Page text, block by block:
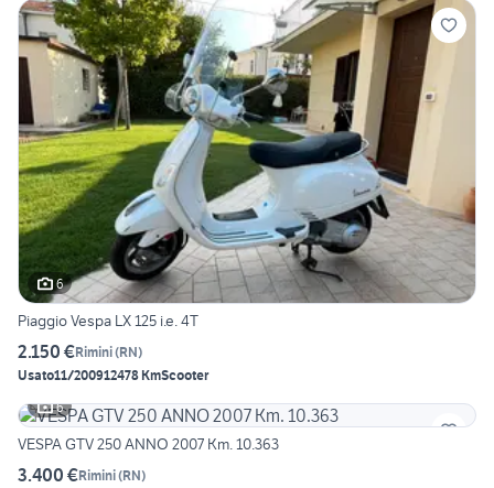
6
Piaggio Vespa LX 125 i.e. 4T
2.150 €Rimini(RN)
Usato11/200912478 KmScooter
6
VESPA GTV 250 ANNO 2007 Km. 10.363
3.400 €Rimini(RN)